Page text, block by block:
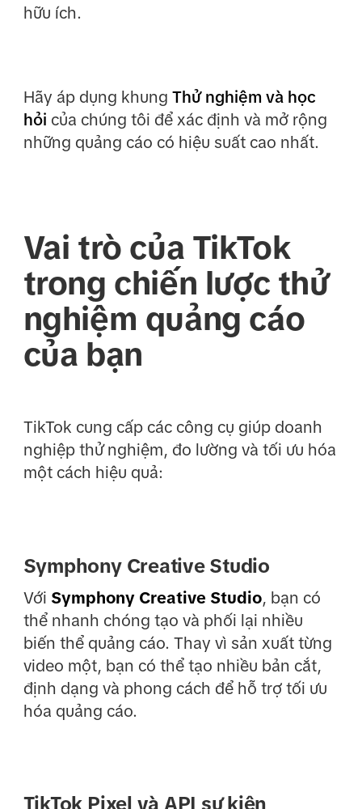
hữu ích.
Hãy áp dụng khung Thử nghiệm và học
hỏi của chúng tôi để xác định và mở rộng
những quảng cáo có hiệu suất cao nhất.
Vai trò của TikTok
trong chiến lược thử
nghiệm quảng cáo
của bạn
TikTok cung cấp các công cụ giúp doanh
nghiệp thử nghiệm, đo lường và tối ưu hóa
một cách hiệu quả:
Symphony Creative Studio
Với Symphony Creative Studio, bạn có
thể nhanh chóng tạo và phối lại nhiều
biến thể quảng cáo. Thay vì sản xuất từng
video một, bạn có thể tạo nhiều bản cắt,
định dạng và phong cách để hỗ trợ tối ưu
hóa quảng cáo.
TikTok Pixel và API sự kiện